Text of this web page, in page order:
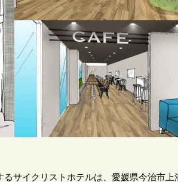
サイクリストホテルは、愛媛県今治市上